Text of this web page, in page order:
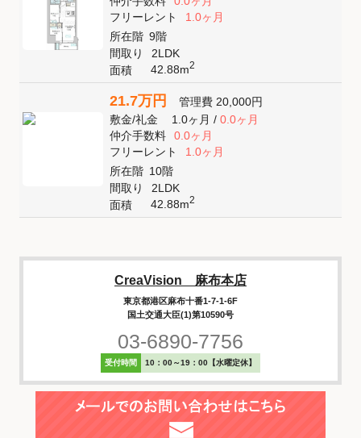
フリーレント
1.0ヶ月
所在階 9階
間取り
2LDK
面積
42.88m2
21.7万円 管理費 20,000円
敷金/礼金 1.0ヶ月/ 0.0ヶ月
仲介手数料
0.0ヶ月
フリーレント
1.0ヶ月
所在階 10階
間取り
2LDK
面積
42.88m2
CreaVision 麻布本店
東京都港区麻布十番1-7-1-6F
国土交通大臣(1)第10590号
03-6890-7756
受付時間 10：00～19：00【水曜定休】